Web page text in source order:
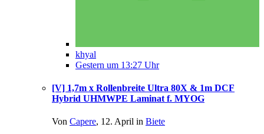
khyal
Gestern um 13:27 Uhr
[V] 1,7m x Rollenbreite Ultra 80X & 1m DCF
Hybrid UHMWPE Laminat f. MYOG
Von Capere, 12. April in Biete